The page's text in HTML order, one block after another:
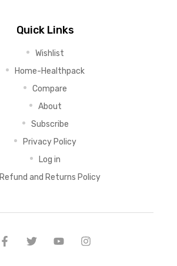
Quick Links
Wishlist
Home-Healthpack
Compare
About
Subscribe
Privacy Policy
Log in
Refund and Returns Policy